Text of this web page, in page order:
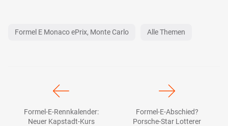
Formel E Monaco ePrix, Monte Carlo Alle Themen
Formel-E-Rennkalender:
Neuer Kapstadt-Kurs
Formel-E-Abschied?
Porsche-Star Lotterer